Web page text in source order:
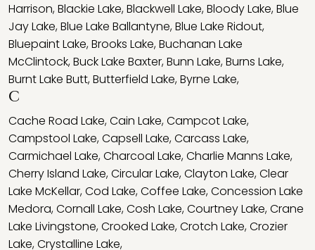
Harrison,Blackie Lake,Blackwell Lake,Bloody Lake,Blue
Jay Lake,Blue Lake Ballantyne,Blue Lake Ridout,
Bluepaint Lake,Brooks Lake,Buchanan Lake
McClintock,Buck Lake Baxter,Bunn Lake,Burns Lake,
Burnt Lake Butt,Butterfield Lake,Byrne Lake,
C
Cache Road Lake,Cain Lake,Campcot Lake,
Campstool Lake,Capsell Lake,Carcass Lake,
Carmichael Lake,Charcoal Lake,Charlie Manns Lake,
Cherry Island Lake,Circular Lake,Clayton Lake,Clear
Lake McKellar,Cod Lake,Coffee Lake,Concession Lake
Medora,Cornall Lake,Cosh Lake,Courtney Lake,Crane
Lake Livingstone,Crooked Lake,Crotch Lake,Crozier
Lake,Crystalline Lake,